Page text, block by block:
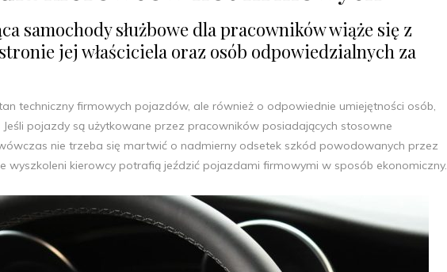
samochody służbowe dla pracowników wiąże się z
jej właściciela oraz osób odpowiedzialnych za
techniczny firmowych pojazdów, ale również o odpowiednie umiejętności osób,
pojazdy są użytkowane przez pracowników posiadających stosowne
nie trzeba się martwić o nadmierny odsetek szkód powodowanych przez
wyszkoleni kierowcy potrafią jeździć pojazdami firmowymi w sposób ekonomiczny.